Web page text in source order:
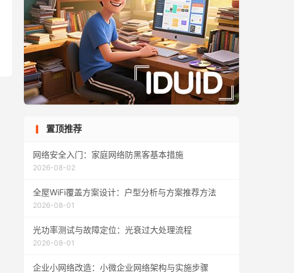
置顶推荐
网络安全入门：家庭网络防黑客基本措施
2026-08-02
全屋WiFi覆盖方案设计：户型分析与方案推荐方法
2026-08-01
光功率测试与故障定位：光衰过大处理流程
2026-08-01
企业小网络改造：小微企业网络架构与实施步骤